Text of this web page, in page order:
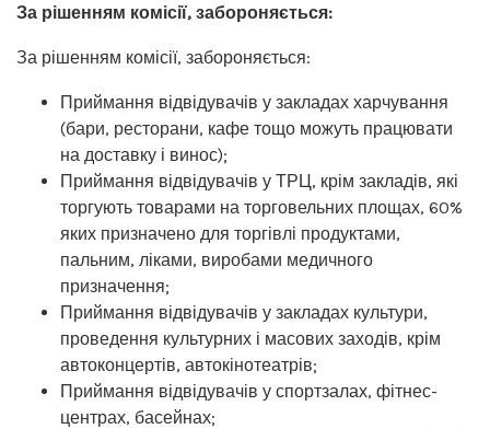
За рішенням комісії, забороняється:
За рішенням комісії, забороняється:
Приймання відвідувачів у закладах харчування
(бари, ресторани, кафе тощо можуть працювати
на доставку і винос);
Приймання відвідувачів у ТРЦ, крім закладів, які
торгують товарами на торговельних площах, 60%
яких призначено для торгівлі продуктами,
пальним, ліками, виробами медичного
призначення;
Приймання відвідувачів у закладах культури,
проведення культурних і масових заходів, крім
автоконцертів, автокінотеатрів;
Приймання відвідувачів у спортзалах, фітнес-
центрах, басейнах;